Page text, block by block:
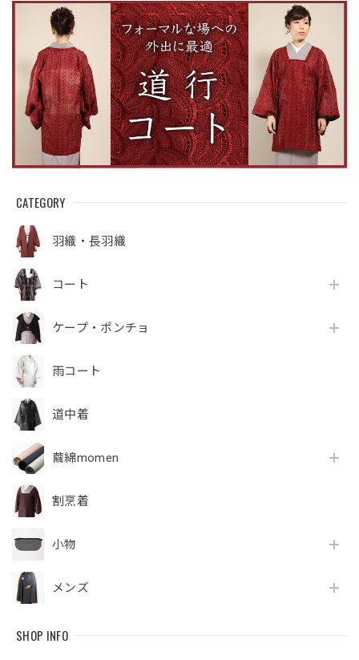
CATEGORY
羽織・長羽織
コート
ケープ・ポンチョ
雨コート
道中着
繭綿momen
割烹着
小物
メンズ
SHOP INFO